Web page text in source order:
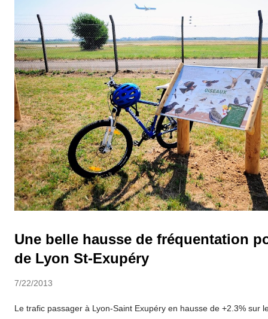
Une belle hausse de fréquentation
de Lyon St-Exupéry
7/22/2013
Le trafic passager à Lyon-Saint Exupéry en hausse de +2.3% sur